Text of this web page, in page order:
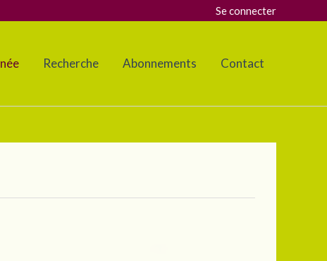
Se connecter
Recherche Abonnements Contact